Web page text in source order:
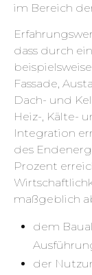
im Bereich
dass durch
Fassade,
Dach- und
Heiz-, Kälte-
Integration
des
Prozent
maßgeblich
dem
der